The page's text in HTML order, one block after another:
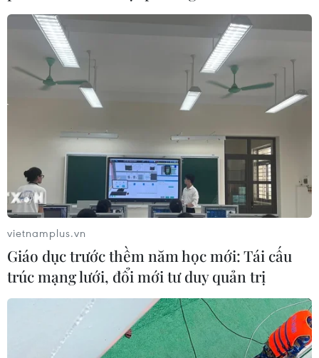
07/08/2026 11:38
Thưởng vượt kế hoạch: động lực còn
thiếu cho doanh nghiệp dẫn dắt
07/08/2026 04:01
Hãng BMW bắt đầu sản xuất hàng
loạt mẫu xe thuần điện “thế hệ mới”
07/08/2026 01:52
Tiêu chí mới phân loại doanh nghiệp
để thực hiện cơ cấu lại vốn nhà nước
06/08/2026 15:08
vietnamplus.vn
Giáo dục trước thềm năm học mới: Tái cấu
trúc mạng lưới, đổi mới tư duy quản trị